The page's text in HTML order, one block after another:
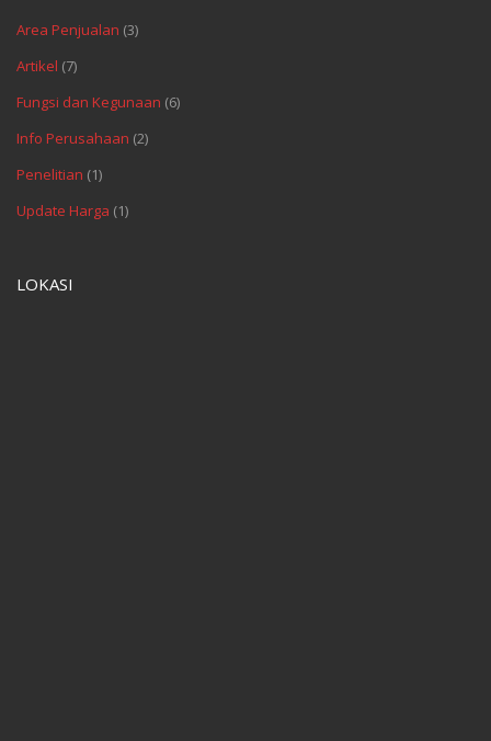
Area Penjualan (3)
Artikel (7)
Fungsi dan Kegunaan (6)
Info Perusahaan (2)
Penelitian (1)
Update Harga (1)
LOKASI